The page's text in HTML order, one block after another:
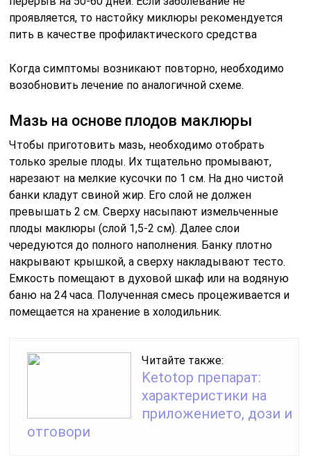
проявляется, то настойку миклюры рекомендуется
пить в качестве профилактического средства
Когда симптомы возникают повторно, необходимо
возобновить лечение по аналогичной схеме.
Мазь на основе плодов маклюры
Чтобы приготовить мазь, необходимо отобрать
только зрелые плоды. Их тщательно промывают,
нарезают на мелкие кусочки по 1 см. На дно чистой
банки кладут свиной жир. Его слой не должен
превышать 2 см. Сверху насыпают измельченные
плоды маклюры (слой 1,5-2 см). Далее слои
чередуются до полного наполнения. Банку плотно
накрывают крышкой, а сверху накладывают тесто.
Емкость помещают в духовой шкаф или на водяную
баню на 24 часа. Полученная смесь процеживается и
помещается на хранение в холодильник.
Читайте также:
Ketotop препарат:
характеристики на
приложението, дози и
отговори